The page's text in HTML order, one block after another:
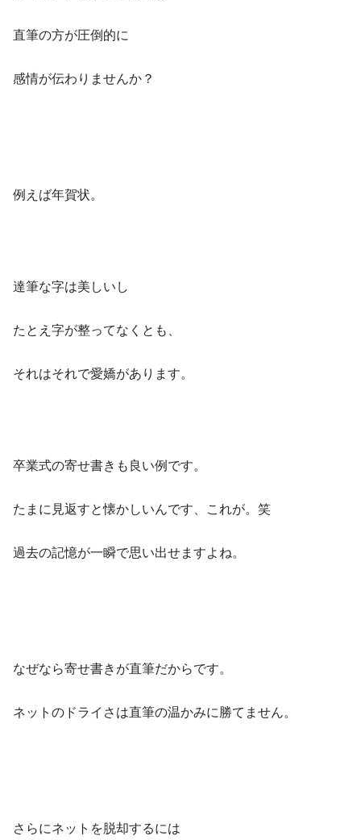
直筆の方が圧倒的に
感情が伝わりませんか？
例えば年賀状。
達筆な字は美しいし
たとえ字が整ってなくとも、
それはそれで愛嬌があります。
卒業式の寄せ書きも良い例です。
たまに見返すと懐かしいんです、これが。笑
過去の記憶が一瞬で思い出せますよね。
なぜなら寄せ書きが直筆だからです。
ネットのドライさは直筆の温かみに勝てません。
さらにネットを脱却するには